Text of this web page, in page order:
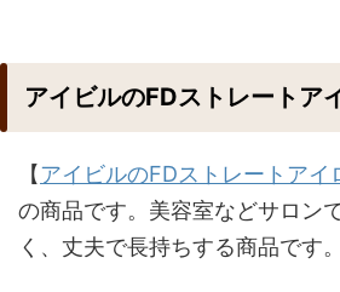
アイビルのFDストレートア
【アイビルのFDストレートアイ
の商品です。美容室などサロン
く、丈夫で長持ちする商品です。